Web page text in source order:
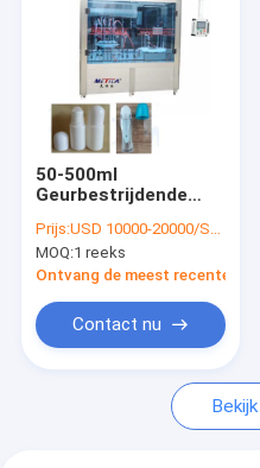
50-500ml
Geurbestrijdende
Afdekken de
Vullercapsuleermachine
van de Machinefles
Prijs:USD 10000-20000/SET
MOQ:1 reeks
Ontvang de meest recente Prijs
Contact nu